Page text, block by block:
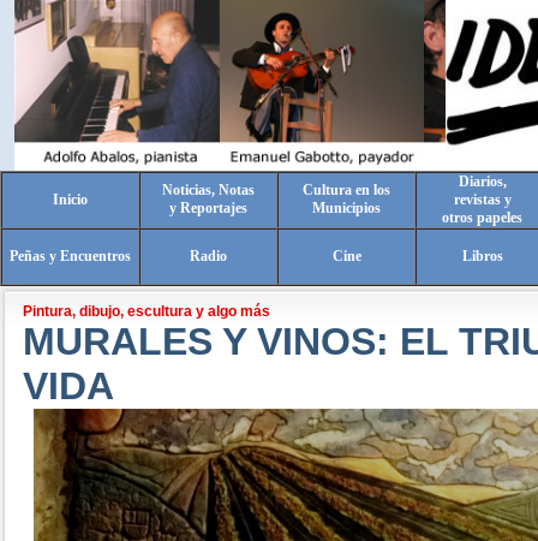
Inicio
Noticias, Notas
y Reportajes
Cultura en los
Municipios
Diarios,
revistas y
otros papeles
Peñas y Encuentros Radio Cine Libros
Pintura, dibujo, escultura y algo más
MURALES Y VINOS: EL
VIDA